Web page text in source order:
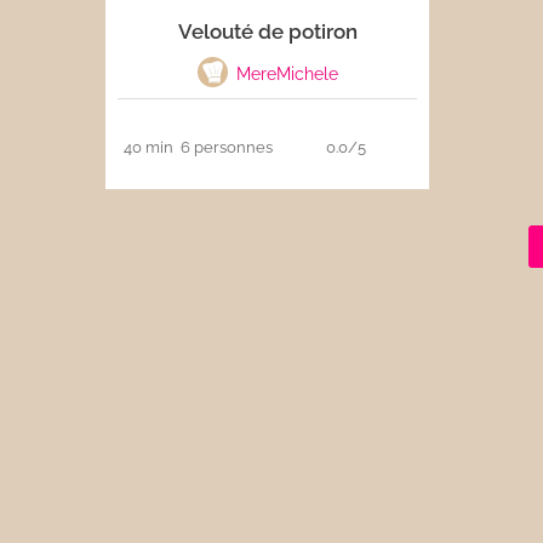
Boissons
Velouté de potiron
MereMichele
40 min 6 personnes 0.0/5